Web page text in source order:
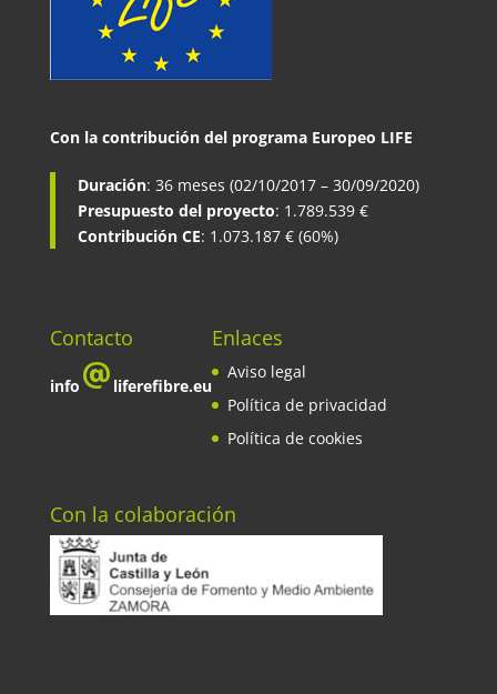
Con la contribución del programa Europeo LIFE
Duración: 36 meses (02/10/2017 – 30/09/2020)
Presupuesto del proyecto: 1.789.539 €
Contribución CE: 1.073.187 € (60%)
Contacto
info liferefibre.eu
Enlaces
Aviso legal
Política de privacidad
Política de cookies
Con la colaboración